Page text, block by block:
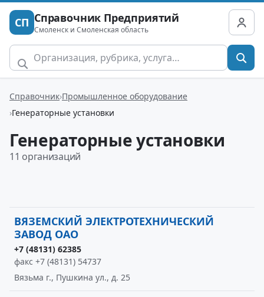
СП Справочник Предприятий
Смоленск и Смоленская область
Справочник Промышленное оборудование
Генераторные установки
Генераторные установки
11 организаций
ВЯЗЕМСКИЙ ЭЛЕКТРОТЕХНИЧЕСКИЙ
ЗАВОД ОАО
+7 (48131) 62385
факс +7 (48131) 54737
Вязьма г., Пушкина ул., д. 25